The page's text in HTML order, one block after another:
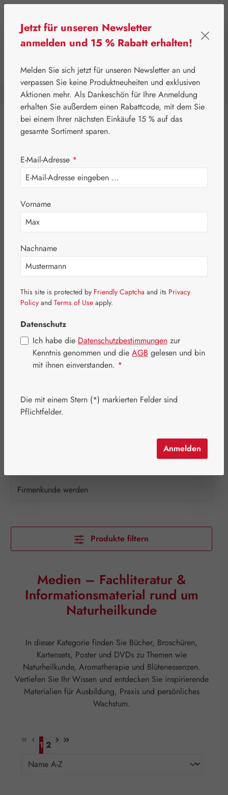
⌂ Leitner Lifecare Medien
Eigenprodukte
Leitner Lifecare
Aromatherapie
Blütenessenzen
Basics
Medien
Broschüren / Flyer
Bücher
Kartensets
Poster
Sonstige
Eigenprodukte
Schmuck
Firmenkunde werden
Produkte filtern
Medien – Fachliteratur &
Informationsmaterial rund um
Naturheilkunde
In dieser Kategorie finden Sie Bücher, Broschüren,
Kartensets, Poster und DVDs zu Themen wie
Naturheilkunde, Aromatherapie und Blütenessenzen.
Vertiefen Sie Ihr Wissen und entdecken Sie inspirierende
Materialien für Ausbildung, Praxis und persönliches
Wachstum.
Seite
1 2
Jetzt für unseren Newsletter
anmelden und 15 % Rabatt erhalten!
Melden Sie sich jetzt für unseren Newsletter an und
verpassen Sie keine Produktneuheiten und exklusiven
Aktionen mehr. Als Dankeschön für Ihre Anmeldung
erhalten Sie außerdem einen Rabattcode, mit dem Sie
bei einem Ihrer nächsten Einkäufe 15 % auf das
gesamte Sortiment sparen.
E-Mail-Adresse *
Vorname
Nachname
This site is protected by Friendly Captcha and its Privacy
Policy and Terms of Use apply.
Datenschutz
Ich habe die Datenschutzbestimmungen zur
Kenntnis genommen und die AGB gelesen und bin
mit ihnen einverstanden. *
Die mit einem Stern (*) markierten Felder sind
Pflichtfelder.
Anmelden